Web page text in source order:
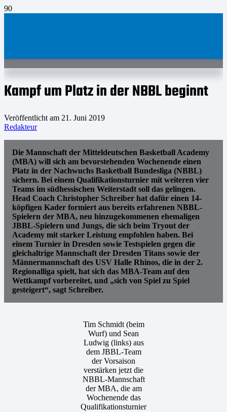
Kampf um Platz in der NBBL beginnt
Veröffentlicht am 21. Juni 2019
Redakteur
Die Mannschaft der Mitteldeutschen Basketball Academy
(MBA) will sich am bevorstehenden Wochenende einen
Platz in der Nachwuchs Basketball Bundesliga (NBBL)
sichern. Bei einem Qualifikationsturnier mit weiteren vier
Teams im südhessischen Weiterstadt soll das gelingen.
Head Coach Christopher Schreiber hat dafür einen 14-
köpfigen Kader formiert aus bereits erfahrenen NBBL-
Spielern der MBA, neu hinzugekommenen ehemaligen
JBBL-Spielern und Jungs, die sich beim Tryout der
Academy mit starker Leistung empfohlen haben. Bei
einem Turnier in Dresden sowie Testspielen gegen die
gleichaltrige Mannschaft der Dresden Titans sowie der
Männermannschaft des USV Halle Rhinos, die in der 2.
Regionalliga spielt, hat sich das MBA-Team auf den
Wettkampf vorbereitet, und „sich von Spiel zu Spiel
gesteigert“, sagt Schreiber.
Tim Schmidt (beim
Wurf) und Sean
Ludwig (links) aus
dem JBBL-Team
der Vorsaison
verstärken jetzt die
NBBL-Mannschaft
der MBA, die am
Wochenende das
Qualifikationsturnier